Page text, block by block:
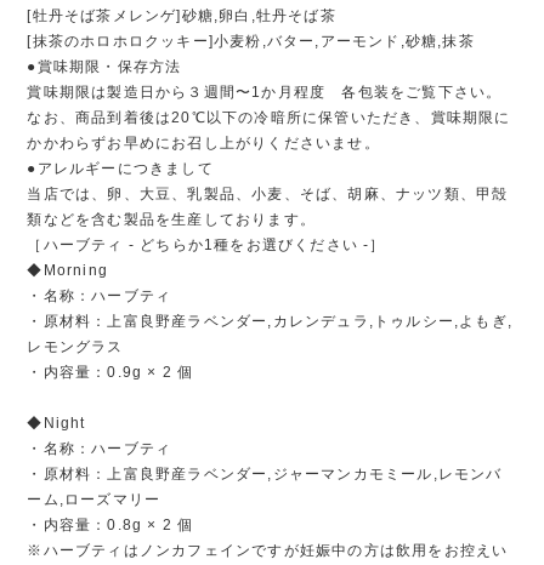
[牡丹そば茶メレンゲ]砂糖,卵白,牡丹そば茶
[抹茶のホロホロクッキー]小麦粉,バター,アーモンド,砂糖,抹茶
●賞味期限・保存方法
賞味期限は製造日から３週間〜1か月程度 各包装をご覧下さい。
なお、商品到着後は20℃以下の冷暗所に保管いただき、賞味期限に
かかわらずお早めにお召し上がりくださいませ。
●アレルギーにつきまして
当店では、卵、大豆、乳製品、小麦、そば、胡麻、ナッツ類、甲殻
類などを含む製品を生産しております。
［ハーブティ - どちらか1種をお選びください -］
◆Morning
・名称：ハーブティ
・原材料：上富良野産ラベンダー,カレンデュラ,トゥルシー,よもぎ,
レモングラス
・内容量：0.9g × 2 個
◆Night
・名称：ハーブティ
・原材料：上富良野産ラベンダー,ジャーマンカモミール,レモンバ
ーム,ローズマリー
・内容量：0.8g × 2 個
※ハーブティはノンカフェインですが妊娠中の方は飲用をお控えい